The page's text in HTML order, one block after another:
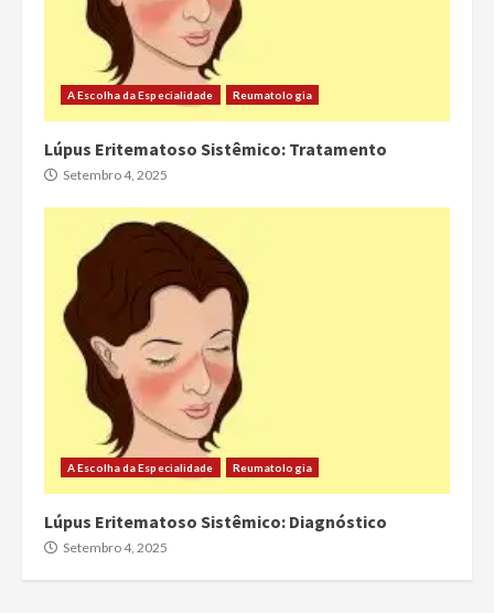
A Escolha da Especialidade Reumatologia
Lúpus Eritematoso Sistêmico: Tratamento
Setembro 4, 2025
A Escolha da Especialidade Reumatologia
Lúpus Eritematoso Sistêmico: Diagnóstico
Setembro 4, 2025